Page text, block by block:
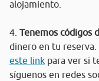
alojamiento.
4. Tenemos códigos
dinero en tu reserva.
este link para ver si
síguenos en redes